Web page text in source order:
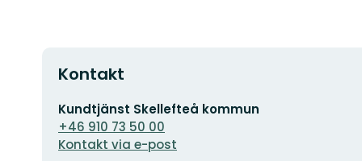
Kontakt
E-
postadress
Kundtjänst Skellefteå kommun
+46 910 73 50 00
Kontakt via e-post